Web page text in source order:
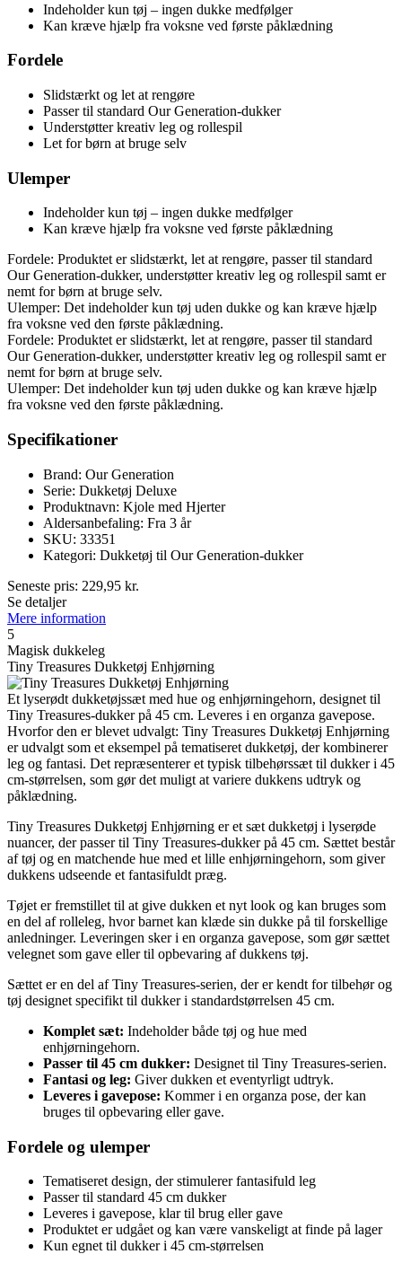
Indeholder kun tøj – ingen dukke medfølger
Kan kræve hjælp fra voksne ved første påklædning
Fordele
Slidstærkt og let at rengøre
Passer til standard Our Generation-dukker
Understøtter kreativ leg og rollespil
Let for børn at bruge selv
Ulemper
Indeholder kun tøj – ingen dukke medfølger
Kan kræve hjælp fra voksne ved første påklædning
Fordele: Produktet er slidstærkt, let at rengøre, passer til standard
Our Generation-dukker, understøtter kreativ leg og rollespil samt er
nemt for børn at bruge selv.
Ulemper: Det indeholder kun tøj uden dukke og kan kræve hjælp
fra voksne ved den første påklædning.
Fordele: Produktet er slidstærkt, let at rengøre, passer til standard
Our Generation-dukker, understøtter kreativ leg og rollespil samt er
nemt for børn at bruge selv.
Ulemper: Det indeholder kun tøj uden dukke og kan kræve hjælp
fra voksne ved den første påklædning.
Specifikationer
Brand: Our Generation
Serie: Dukketøj Deluxe
Produktnavn: Kjole med Hjerter
Aldersanbefaling: Fra 3 år
SKU: 33351
Kategori: Dukketøj til Our Generation-dukker
Seneste pris: 229,95 kr.
Se detaljer
Mere information
5
Magisk dukkeleg
Tiny Treasures Dukketøj Enhjørning
Et lyserødt dukketøjssæt med hue og enhjørningehorn, designet til
Tiny Treasures-dukker på 45 cm. Leveres i en organza gavepose.
Hvorfor den er blevet udvalgt: Tiny Treasures Dukketøj Enhjørning
er udvalgt som et eksempel på tematiseret dukketøj, der kombinerer
leg og fantasi. Det repræsenterer et typisk tilbehørssæt til dukker i 45
cm-størrelsen, som gør det muligt at variere dukkens udtryk og
påklædning.
Tiny Treasures Dukketøj Enhjørning er et sæt dukketøj i lyserøde
nuancer, der passer til Tiny Treasures-dukker på 45 cm. Sættet består
af tøj og en matchende hue med et lille enhjørningehorn, som giver
dukkens udseende et fantasifuldt præg.
Tøjet er fremstillet til at give dukken et nyt look og kan bruges som
en del af rolleleg, hvor barnet kan klæde sin dukke på til forskellige
anledninger. Leveringen sker i en organza gavepose, som gør sættet
velegnet som gave eller til opbevaring af dukkens tøj.
Sættet er en del af Tiny Treasures-serien, der er kendt for tilbehør og
tøj designet specifikt til dukker i standardstørrelsen 45 cm.
Komplet sæt: Indeholder både tøj og hue med
enhjørningehorn.
Passer til 45 cm dukker: Designet til Tiny Treasures-serien.
Fantasi og leg: Giver dukken et eventyrligt udtryk.
Leveres i gavepose: Kommer i en organza pose, der kan
bruges til opbevaring eller gave.
Fordele og ulemper
Tematiseret design, der stimulerer fantasifuld leg
Passer til standard 45 cm dukker
Leveres i gavepose, klar til brug eller gave
Produktet er udgået og kan være vanskeligt at finde på lager
Kun egnet til dukker i 45 cm-størrelsen